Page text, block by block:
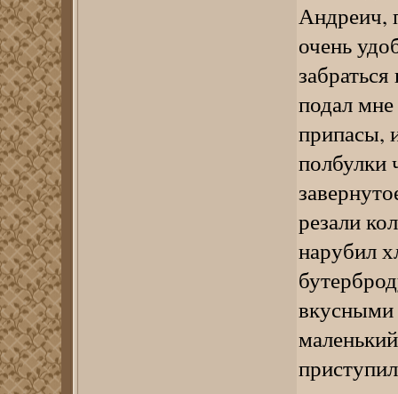
Андреич,
очень
подал
припасы,
полбулки
резали
нарубил
вкусными